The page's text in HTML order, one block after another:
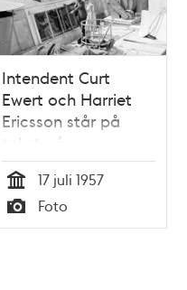
Intendent Curt
Ewert och Harriet
Ericsson står på
taket på
Spårvägsbolagets
nybygge. I huset ska
tunnelcentralen
flytta in, där ska
Tid
17 juli 1957
Typ
Foto